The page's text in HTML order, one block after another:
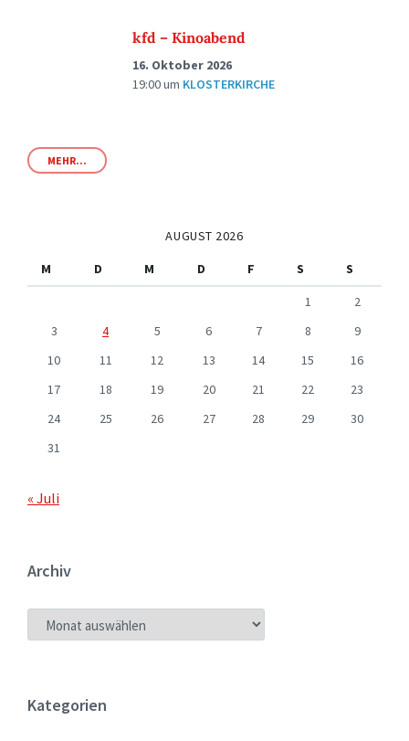
kfd – Kinoabend
16. Oktober 2026
19:00um KLOSTERKIRCHE
MEHR...
AUGUST 2026
M
D M D F S
S
1
2
3
4 5 6 7 8
9
10
11 12 13 14 15
16
17
18 19 20 21 22
23
24
25 26 27 28 29
30
31
« Juli
Archiv
ARCHIV
Kategorien